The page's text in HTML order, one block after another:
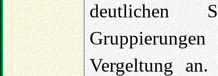
deutlichen
Vergeltung